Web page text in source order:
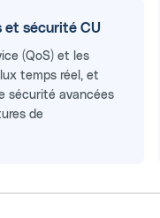
et sécurité CU
(QoS) et les
temps réel, et
sécurité avancées
de